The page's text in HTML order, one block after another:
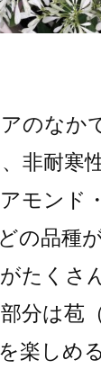
のなか
非耐寒
モンド
の品種
たくさ
分は苞
楽しめ